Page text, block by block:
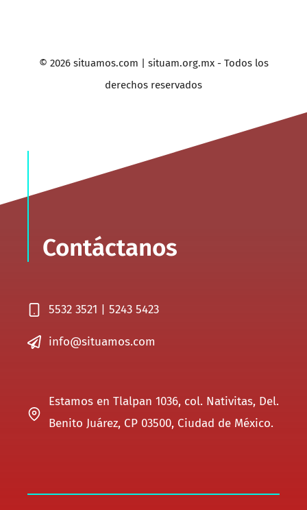
© 2026 situamos.com | situam.org.mx - Todos los
derechos reservados
Contáctanos
5532 3521 | 5243 5423
info@situamos.com
Estamos en Tlalpan 1036, col. Nativitas, Del.
Benito Juárez, CP 03500, Ciudad de México.